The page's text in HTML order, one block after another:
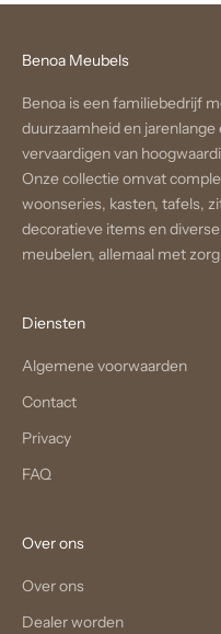
Benoa Meubels
Benoa is een familiebedrijf
duurzaamheid en
vervaardigen van
Onze collectie omvat
woonseries, kasten, tafels,
decoratieve items en
meubelen, allemaal met
Diensten
Algemene voorwaarden
Contact
Privacy
FAQ
Over ons
Over ons
Dealer worden